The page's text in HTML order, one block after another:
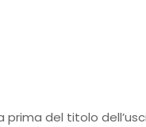
del titolo